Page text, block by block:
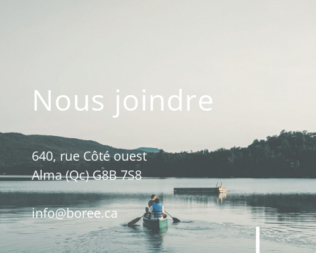
Nous joindre
640, rue Côté ouest
Alma (Qc) G8B 7S8
info@boree.ca